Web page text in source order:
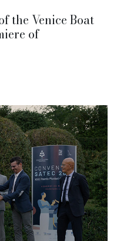
the Venice Boat
of